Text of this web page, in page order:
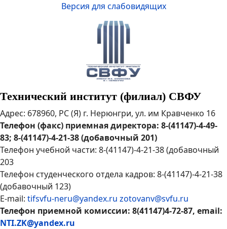
Версия для слабовидящих
Технический институт (филиал) СВФУ
Адрес: 678960, РС (Я) г. Нерюнгри, ул. им Кравченко 16
Телефон (факс) приемная директора: 8-(41147)-4-49-
83; 8-(41147)-4-21-38 (добавочный 201)
Телефон учебной части: 8-(41147)-4-21-38 (добавочный
203
Телефон студенческого отдела кадров: 8-(41147)-4-21-38
(добавочный 123)
E-mail: tifsvfu-neru@yandex.ru zotovanv@svfu.ru
Телефон приемной комиссии: 8(41147)4-72-87, email:
NTI.ZK@yandex.ru